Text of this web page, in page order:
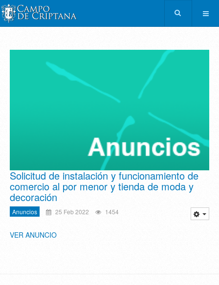
Solicitud de instalación y funcionamiento de
comercio al por menor y tienda de moda y
decoración
Anuncios 25 Feb 2022 1454
VER ANUNCIO